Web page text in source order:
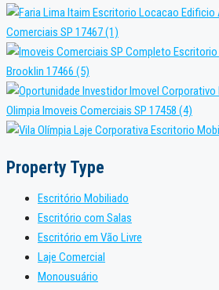
Property Type
Escritório Mobiliado
Escritório com Salas
Escritório em Vão Livre
Laje Comercial
Monousuário